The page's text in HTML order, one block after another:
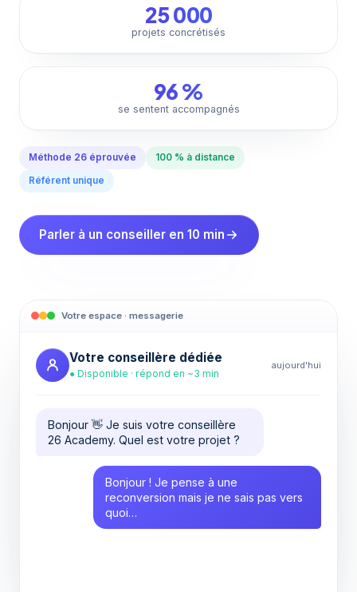
Votre espace · messagerie
Votre conseillère dédiée
● Disponible · répond en ~3 min
aujourd'hui
Bonjour 👋 Je suis votre conseillère
26 Academy. Quel est votre projet ?
Bonjour ! Je pense à une
reconversion mais je ne sais pas vers
quoi…
25 000
projets concrétisés
96 %
se sentent accompagnés
Méthode 26 éprouvée 100 % à distance
Référent unique
Parler à un conseiller en 10 min